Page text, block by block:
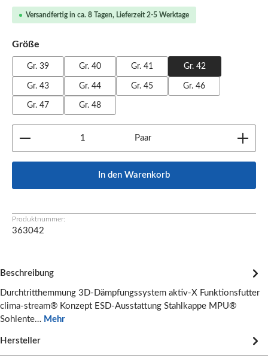
Versandfertig in ca. 8 Tagen, Lieferzeit 2-5 Werktage
Größe
Gr. 39 Gr. 40 Gr. 41 Gr. 42
Gr. 43 Gr. 44 Gr. 45 Gr. 46
Gr. 47 Gr. 48
Produkt Anzahl: Gib den gewünschten Wert ein
Paar
In den Warenkorb
Produktnummer:
363042
Beschreibung
Durchtritthemmung 3D-Dämpfungssystem aktiv-X Funktionsfutter
clima-stream® Konzept ESD-Ausstattung Stahlkappe MPU®
Sohlente… Mehr
Hersteller